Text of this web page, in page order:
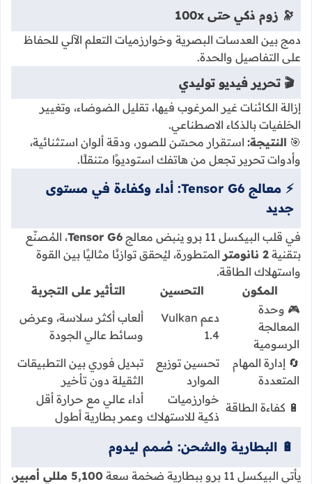
🔭 زوم ذكي حتى 100x
دمج بين العدسات البصرية وخوارزميات التعلم الآلي للحفاظ
على التفاصيل والحدة.
🎬 تحرير فيديو توليدي
إزالة الكائنات غير المرغوب فيها، تقليل الضوضاء، وتغيير
الخلفيات بالذكاء الاصطناعي.
🎯 النتيجة: استقرار محسّن للصور، ودقة ألوان استثنائية،
وأدوات تحرير تجعل من هاتفك استوديوًا متنقلًا.
⚡ معالج Tensor G6: أداء وكفاءة في مستوى
جديد
في قلب البيكسل 11 برو ينبض معالج Tensor G6، المُصنّع
بتقنية 2 نانومتر
المتطورة، ليُحقق توازنًا مثاليًا بين القوة
واستهلاك الطاقة.
المكون
التحسين
التأثير على التجربة
🎮 وحدة
المعالجة
الرسومية
دعم Vulkan
1.4
ألعاب أكثر سلاسة، وعرض
وسائط عالي الجودة
🔄 إدارة المهام
المتعددة
تحسين توزيع
الموارد
تبديل فوري بين التطبيقات
الثقيلة دون تأخير
🔋 كفاءة الطاقة
خوارزميات
ذكية للاستهلاك
أداء عالي مع حرارة أقل
وعمر بطارية أطول
🔋 البطارية والشحن: صُمم ليدوم
يأتي البيكسل 11 برو ببطارية ضخمة سعة 5,100 مللي أمبير
،